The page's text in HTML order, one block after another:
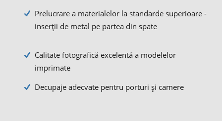
Prelucrare a materialelor la standarde superioare -
inserții de metal pe partea din spate
Calitate fotografică excelentă a modelelor
imprimate
Decupaje adecvate pentru porturi și camere